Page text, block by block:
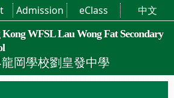
WFSL Lau Wong Fat Secondary
岡學校劉皇發中學
Admission eClass 中文